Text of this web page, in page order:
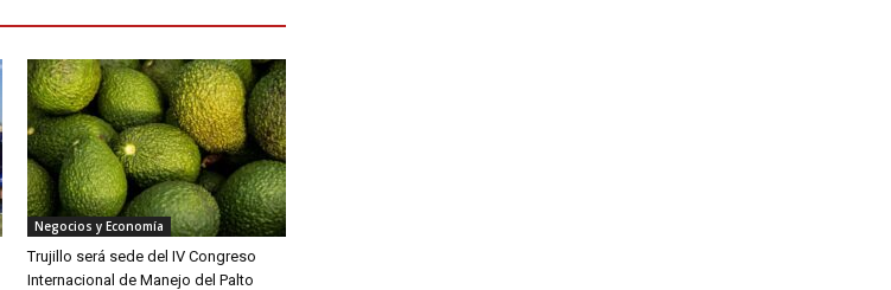
Negocios y Economía
Trujillo será sede del IV Congreso
Internacional de Manejo del Palto